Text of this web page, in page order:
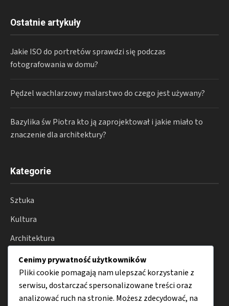
Ostatnie artykuły
Jakie ISO do portretów sprawdzi się podczas
fotografowania w domu?
Pędzel wachlarzowy malarstwo do czego jest używany?
Bazylika św Piotra kto ją zaprojektował i jakie miało to
znaczenie dla architektury?
Kategorie
Sztuka
Kultura
Architektura
Fotografia
Moda
Porady
Cenimy prywatność użytkowników
Pliki cookie pomagają nam ulepszać korzystanie z
serwisu, dostarczać spersonalizowane treści oraz
analizować ruch na stronie. Możesz zdecydować, na